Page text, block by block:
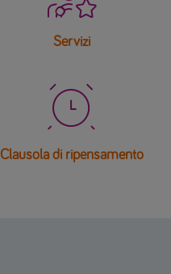
Servizi

Clausola di ripensamento